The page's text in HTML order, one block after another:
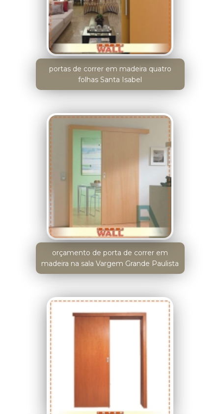
portas de correr em madeira quatro
folhas Santa Isabel
orçamento de porta de correr em
madeira na sala Vargem Grande Paulista